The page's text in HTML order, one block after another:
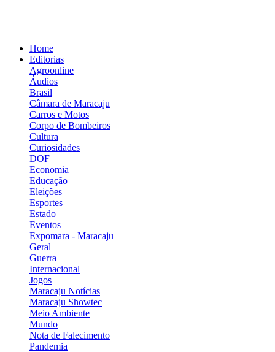
Home
Editorias
Agroonline
Áudios
Brasil
Câmara de Maracaju
Carros e Motos
Corpo de Bombeiros
Cultura
Curiosidades
DOF
Economia
Educação
Eleições
Esportes
Estado
Eventos
Expomara - Maracaju
Geral
Guerra
Internacional
Jogos
Maracaju Notícias
Maracaju Showtec
Meio Ambiente
Mundo
Nota de Falecimento
Pandemia